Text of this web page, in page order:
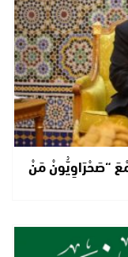
“صَحْرَاوِيُّونْ مَنْ